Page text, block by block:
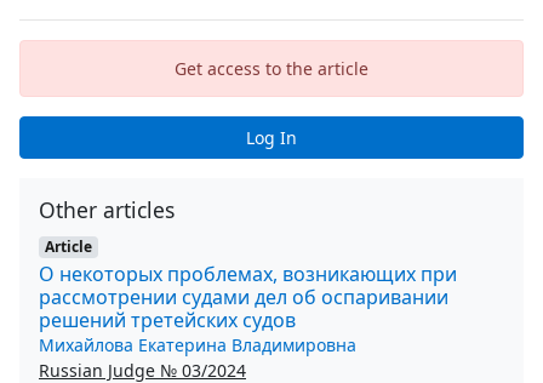
Get access to the article
Log In
Other articles
Article
О некоторых проблемах, возникающих при
рассмотрении судами дел об оспаривании
решений третейских судов
Михайлова Екатерина Владимировна
Russian Judge № 03/2024